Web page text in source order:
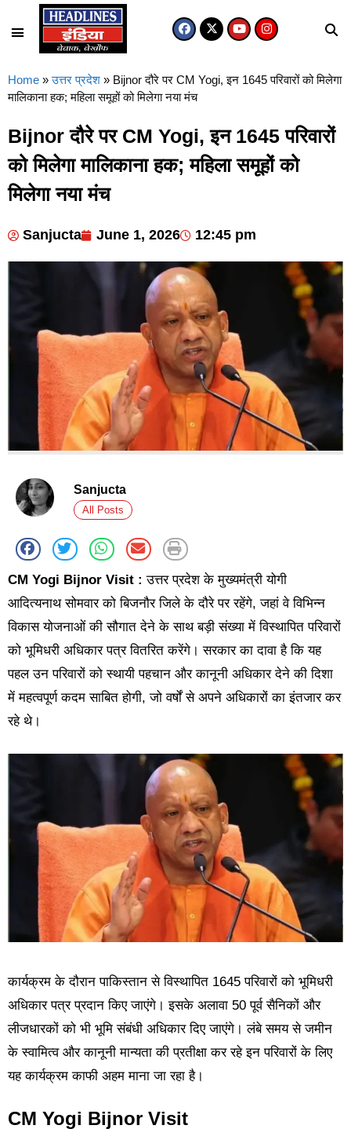
Home » उत्तर प्रदेश » Bijnor दौरे पर CM Yogi, इन 1645 परिवारों को मिलेगा
मालिकाना हक; महिला समूहों को मिलेगा नया मंच
Bijnor दौरे पर CM Yogi, इन 1645 परिवारों
को मिलेगा मालिकाना हक; महिला समूहों को
मिलेगा नया मंच
Sanjucta June 1, 2026 12:45 pm
Sanjucta
All Posts
CM Yogi Bijnor Visit : उत्तर प्रदेश के मुख्यमंत्री योगी
आदित्यनाथ सोमवार को बिजनौर जिले के दौरे पर रहेंगे, जहां वे विभिन्न
विकास योजनाओं की सौगात देने के साथ बड़ी संख्या में विस्थापित परिवारों
को भूमिधरी अधिकार पत्र वितरित करेंगे। सरकार का दावा है कि यह
पहल उन परिवारों को स्थायी पहचान और कानूनी अधिकार देने की दिशा
में महत्वपूर्ण कदम साबित होगी, जो वर्षों से अपने अधिकारों का इंतजार कर
रहे थे।
कार्यक्रम के दौरान पाकिस्तान से विस्थापित 1645 परिवारों को भूमिधरी
अधिकार पत्र प्रदान किए जाएंगे। इसके अलावा 50 पूर्व सैनिकों और
लीजधारकों को भी भूमि संबंधी अधिकार दिए जाएंगे। लंबे समय से जमीन
के स्वामित्व और कानूनी मान्यता की प्रतीक्षा कर रहे इन परिवारों के लिए
यह कार्यक्रम काफी अहम माना जा रहा है।
CM Yogi Bijnor Visit